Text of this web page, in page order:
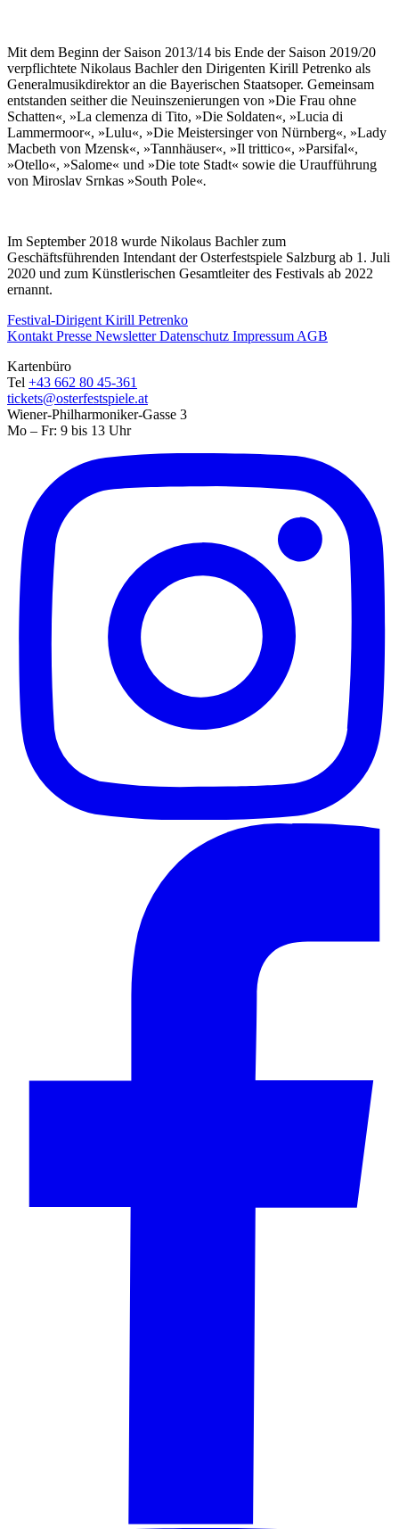
Mit dem Beginn der Saison 2013/14 bis Ende der Saison 2019/20
verpflichtete Nikolaus Bachler den Dirigenten Kirill Petrenko als
Generalmusikdirektor an die Bayerischen Staatsoper. Gemeinsam
entstanden seither die Neuinszenierungen von »Die Frau ohne
Schatten« »La clemenza di Tito, »Die Soldaten«, »Lucia di
Lammermoor«, »Lulu«, »Die Meistersinger von Nürnberg«, »Lady
Macbeth von Mzensk«, »Tannhäuser«, »Il trittico«, »Parsifal«,
»Otello«, »Salome« und »Die tote Stadt« sowie die Uraufführung
von Miroslav Srnkas »South Pole«.
Im September 2018 wurde Nikolaus Bachler zum
Geschäftsführenden Intendant der Osterfestspiele Salzburg ab 1. Juli
2020 und zum Künstlerischen Gesamtleiter des Festivals ab 2022
ernannt.
Festival-Dirigent Kirill Petrenko
Kontakt Presse NewsletterDatenschutz Impressum AGB
Kartenbüro
Tel +43 662 80 45-361
tickets@osterfestspiele.at
Wiener-Philharmoniker-Gasse 3
Mo – Fr: 9 bis 13 Uhr